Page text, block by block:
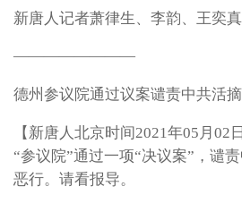
新唐人记者萧律生、李韵、王奕
————————
德州参议院通过议案谴责中共活
【新唐人北京时间2021年05月02
“参议院”通过一项“决议案”，谴
恶行。请看报导。